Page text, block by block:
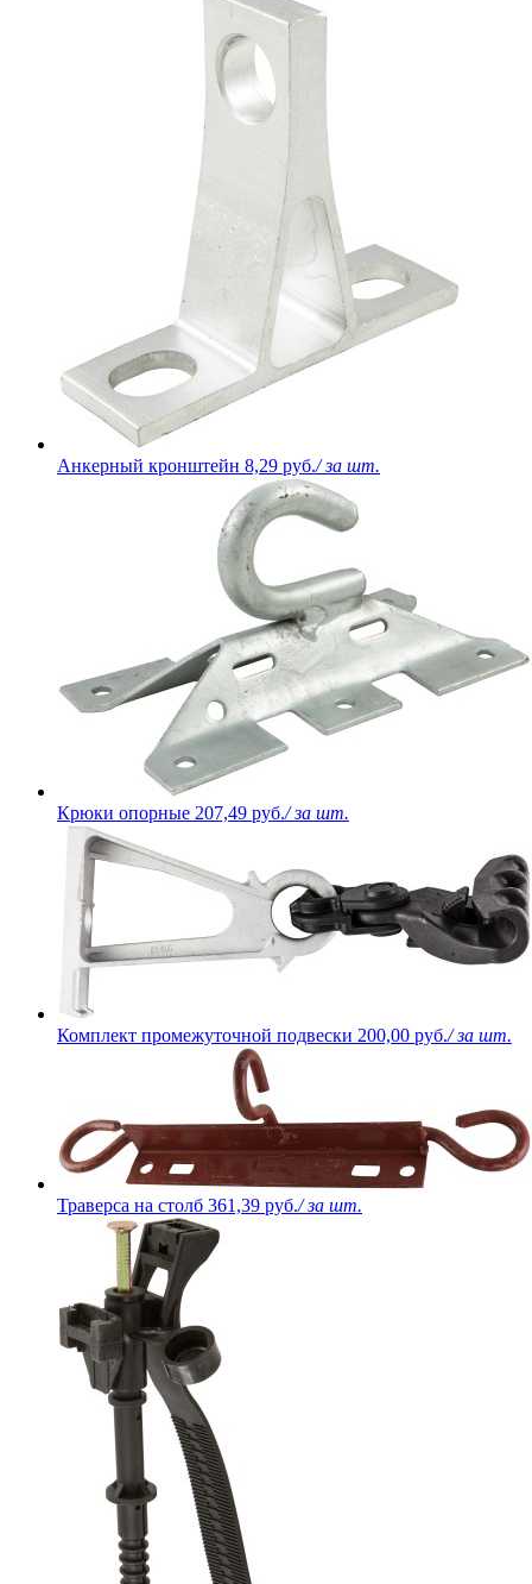
Анкерный кронштейн 8,29 руб./ за шт.
Крюки опорные 207,49 руб./ за шт.
Комплект промежуточной подвески 200,00 руб./ за шт.
Траверса на столб 361,39 руб./ за шт.